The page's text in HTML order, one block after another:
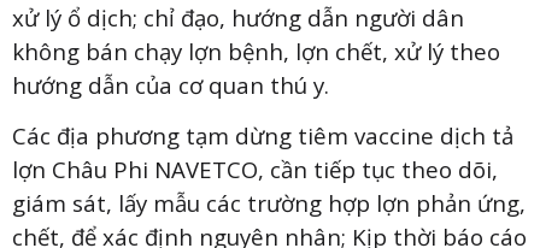
xử lý ổ dịch; chỉ đạo, hướng dẫn người dân
không bán chạy lợn bệnh, lợn chết, xử lý theo
hướng dẫn của cơ quan thú y.
Các địa phương tạm dừng tiêm vaccine dịch tả
lợn Châu Phi NAVETCO, cần tiếp tục theo dõi,
giám sát, lấy mẫu các trường hợp lợn phản ứng,
chết, để xác định nguyên nhân; Kịp thời báo cáo